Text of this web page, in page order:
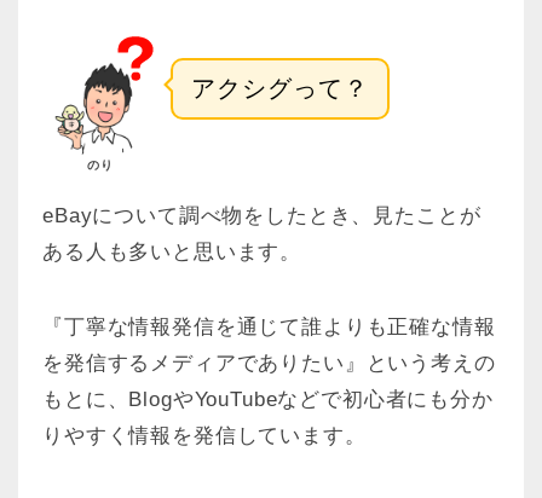
のり
アクシグって？
eBayについて調べ物をしたとき、見たことが
ある人も多いと思います。
『丁寧な情報発信を通じて誰よりも正確な情報
を発信するメディアでありたい』という考えの
もとに、BlogやYouTubeなどで初心者にも分か
りやすく情報を発信しています。